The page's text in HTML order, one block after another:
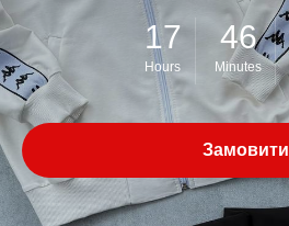
17
Hours
46
Minutes
Замовити